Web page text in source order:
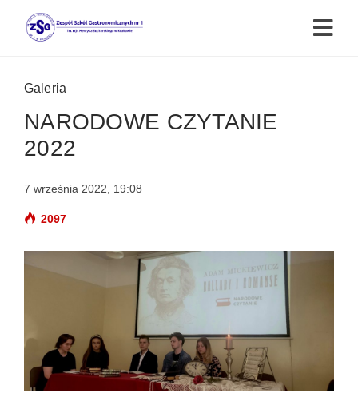
Galeria
NARODOWE CZYTANIE
2022
7 września 2022, 19:08
2097